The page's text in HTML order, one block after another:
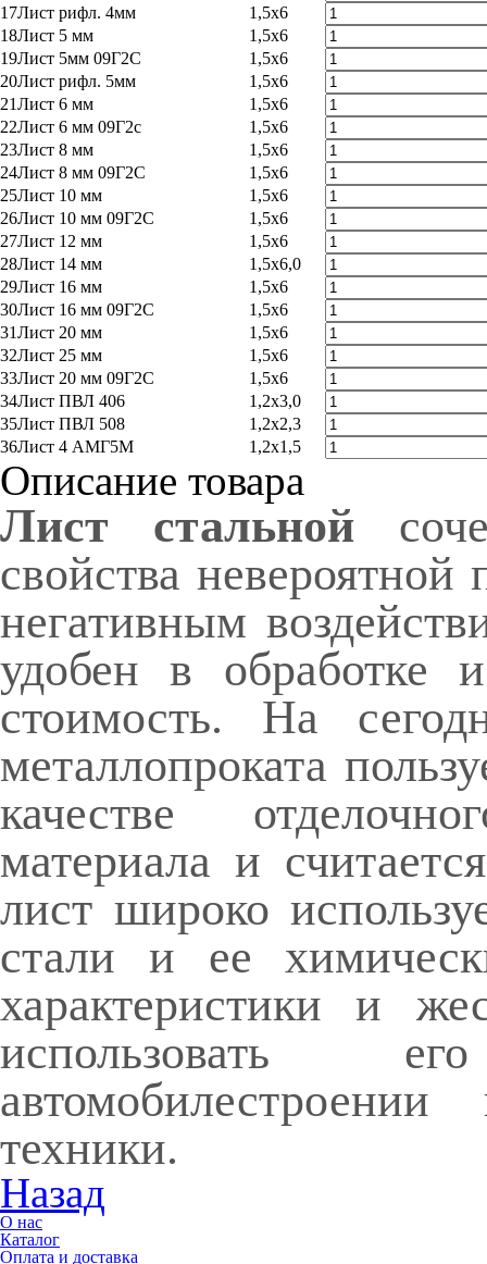
17Лист рифл. 4мм
1,5x6
18Лист 5 мм
1,5x6
19Лист 5мм 09Г2С
1,5x6
20Лист рифл. 5мм
1,5x6
21Лист 6 мм
1,5x6
22Лист 6 мм 09Г2с
1,5x6
23Лист 8 мм
1,5x6
24Лист 8 мм 09Г2С
1,5x6
25Лист 10 мм
1,5x6
26Лист 10 мм 09Г2С
1,5x6
27Лист 12 мм
1,5x6
28Лист 14 мм
1,5x6,0
29Лист 16 мм
1,5x6
30Лист 16 мм 09Г2С
1,5x6
31Лист 20 мм
1,5x6
32Лист 25 мм
1,5x6
33Лист 20 мм 09Г2С
1,5x6
34Лист ПВЛ 406
1,2x3,0
35Лист ПВЛ 508
1,2x2,3
36Лист 4 АМГ5М 1,2x1,5
Описание товара
Лист стальной
свойства
негативным
удобен в обработке
стоимость. На
металлопроката
качестве
материала и
лист широко
стали и ее
характеристики и
использовать
техники.
Назад
О нас
Каталог
Оплата и доставка